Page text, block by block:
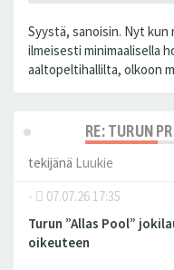
Syystä, sanoisin. Nyt kun
ilmeisesti minimaalisella
aaltopeltihallilta, olkoon
RE: TURUN
tekijänä Luukie
-
07.07.26 17:35
Turun ”Allas Pool”
oikeuteen